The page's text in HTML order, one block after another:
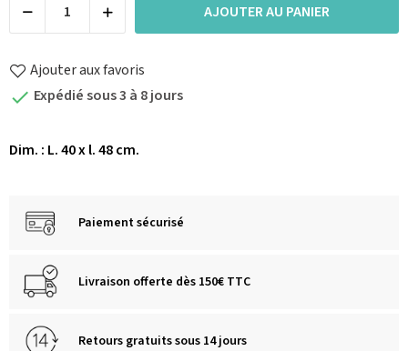
AJOUTER AU PANIER
Ajouter aux favoris
 Expédié sous 3 à 8 jours
Dim. : L. 40 x l. 48 cm.
Paiement sécurisé
Livraison offerte dès 150€ TTC
Retours gratuits sous 14 jours